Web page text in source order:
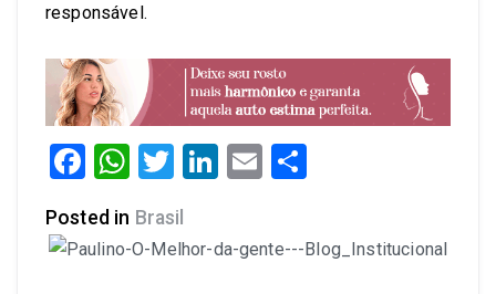
responsável.
Facebook
WhatsApp
Twitter
LinkedIn
Email
Posted in Brasil